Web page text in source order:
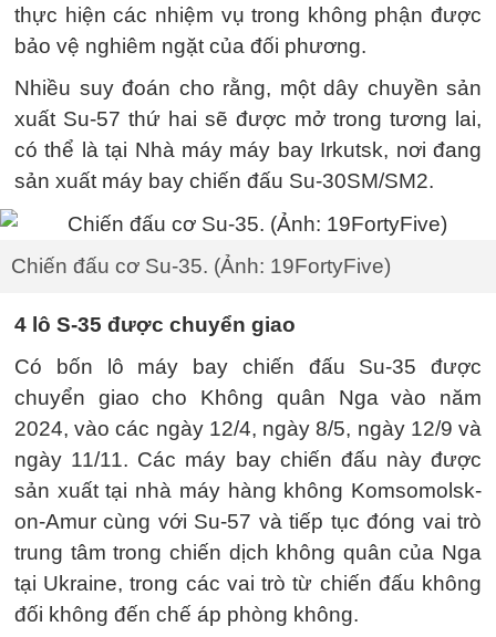
thực hiện các nhiệm vụ trong không phận được
bảo vệ nghiêm ngặt của đối phương.
Nhiều suy đoán cho rằng, một dây chuyền sản
xuất Su-57 thứ hai sẽ được mở trong tương lai,
có thể là tại Nhà máy máy bay Irkutsk, nơi đang
sản xuất máy bay chiến đấu Su-30SM/SM2.
Chiến đấu cơ Su-35. (Ảnh: 19FortyFive)
4 lô S-35 được chuyển giao
Có bốn lô máy bay chiến đấu Su-35 được
chuyển giao cho Không quân Nga vào năm
2024, vào các ngày 12/4, ngày 8/5, ngày 12/9 và
ngày 11/11. Các máy bay chiến đấu này được
sản xuất tại nhà máy hàng không Komsomolsk-
on-Amur cùng với Su-57 và tiếp tục đóng vai trò
trung tâm trong chiến dịch không quân của Nga
tại Ukraine, trong các vai trò từ chiến đấu không
đối không đến chế áp phòng không.